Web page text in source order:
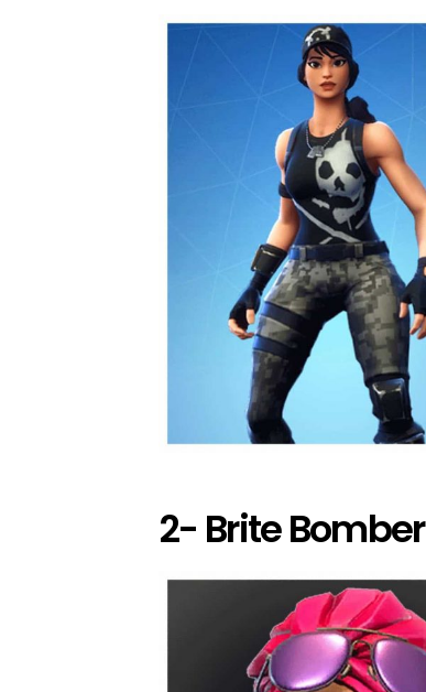
2- Brite Bomber